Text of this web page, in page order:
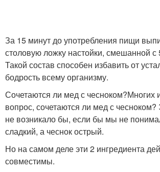
За 15 минут до употребления пищи
столовую ложку настойки, смешанной
Такой состав способен избавить от
бодрость всему организму.
Сочетаются ли мед с чесноком?Многих
вопрос, сочетаются ли мед с чесноком?
не возникало бы, если бы мы не
сладкий, а чеснок острый.
Но на самом деле эти 2 ингредиента
совместимы.